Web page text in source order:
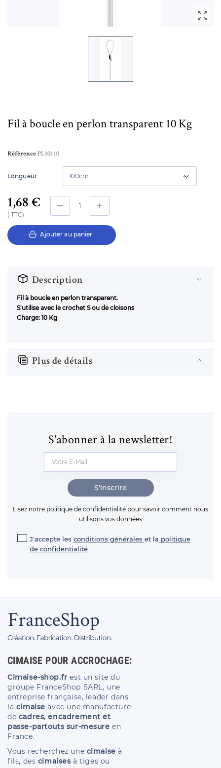

Fil à boucle en perlon transparent 10 Kg
Référence PL10110
Longueur
1,68 €
TTC
Ajouter au panier
Description
Fil à boucle en perlon transparent.
S'utilise avec le crochet S ou de cloisons
Charge: 10 Kg
Plus de détails
S'abonner à la newsletter!
S'inscrire
Lisez notre politique de confidentialité pour savoir comment nous
utilisons vos données
J'accepte les conditions générales et la politique
de confidentialité
CIMAISE POUR ACCROCHAGE:
Cimaise-shop.fr est un site du
groupe FranceShop SARL, une
entreprise française, leader dans
la cimaise avec une manufacture
de cadres, encadrement et
passe-partouts sur-mesure en
France.
Vous recherchez une cimaise à
fils, des cimaises à tiges ou